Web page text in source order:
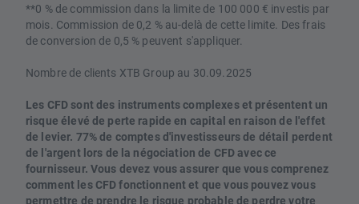
**0 % de commission dans la limite de 100 000 € investis par
mois. Commission de 0,2 % au-delà de cette limite. Des frais
de conversion de 0,5 % peuvent s'appliquer.
Nombre de clients XTB Group au 30.09.2025
Les CFD sont des instruments complexes et présentent un
risque élevé de perte rapide en capital en raison de l'effet
de levier. 77% de comptes d'investisseurs de détail perdent
de l'argent lors de la négociation de CFD avec ce
fournisseur. Vous devez vous assurer que vous comprenez
comment les CFD fonctionnent et que vous pouvez vous
permettre de prendre le risque probable de perdre votre